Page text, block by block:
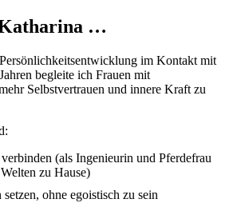
…
im Kontakt mit
begleite ich Frauen mit
Selbstvertrauen und innere Kraft zu
(als Ingenieurin und Pferdefrau
zu Hause)
setzen, ohne egoistisch zu sein